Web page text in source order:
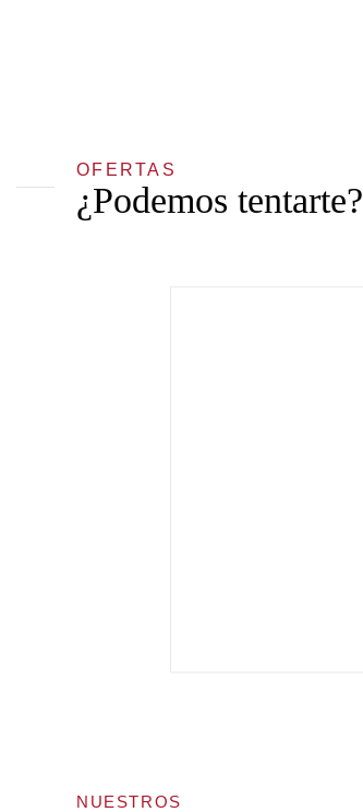
OFERTAS
¿Podemos tentarte?
NUESTROS